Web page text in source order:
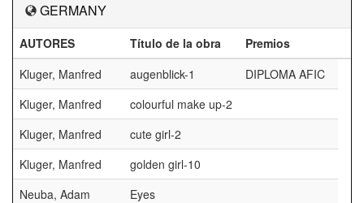
GERMANY
AUTORES Título de la obra
Premios
Kluger, Manfred
augenblick-1
DIPLOMA AFIC
Kluger, Manfred
colourful make up-2
Kluger, Manfred
cute girl-2
Kluger, Manfred
golden girl-10
Neuba, Adam
Eyes